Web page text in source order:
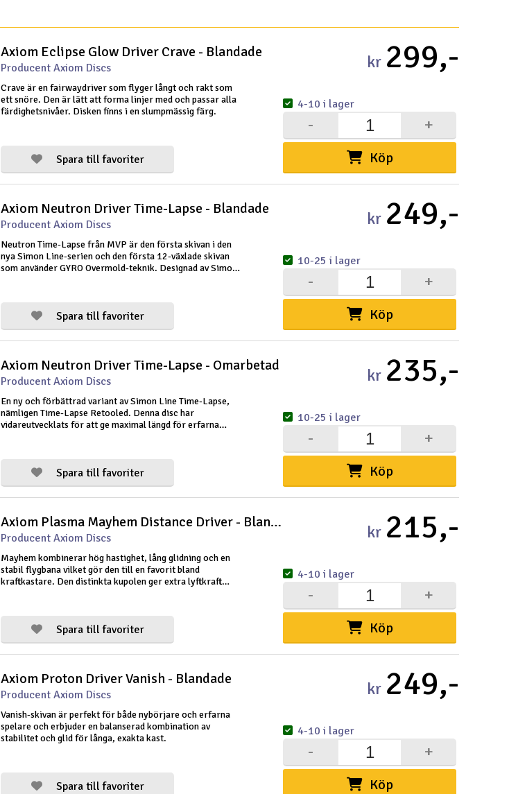
Axiom Eclipse Glow Driver Crave - Blandade
Producent Axiom Discs
Crave är en fairwaydriver som flyger långt och rakt som
ett snöre. Den är lätt att forma linjer med och passar alla
färdighetsnivåer. Disken finns i en slumpmässig färg.
Spara till favoriter
kr 299,-
Köp
+
-
4-10 i lager
Axiom Neutron Driver Time-Lapse - Blandade
Producent Axiom Discs
Neutron Time-Lapse från MVP är den första skivan i den
nya Simon Line-serien och den första 12-växlade skivan
som använder GYRO Overmold-teknik. Designad av Simon
Spara till favoriter
kr 249,-
Köp
+
-
10-25 i lager
Axiom Neutron Driver Time-Lapse - Omarbetad
Producent Axiom Discs
En ny och förbättrad variant av Simon Line Time-Lapse,
nämligen Time-Lapse Retooled. Denna disc har
vidareutvecklats för att ge maximal längd för erfarna
Spara till favoriter
kr 235,-
Köp
+
-
10-25 i lager
Axiom Plasma Mayhem Distance Driver - Blandade
Producent Axiom Discs
Mayhem kombinerar hög hastighet, lång glidning och en
stabil flygbana vilket gör den till en favorit bland
kraftkastare. Den distinkta kupolen ger extra lyftkraft
Spara till favoriter
kr 215,-
Köp
+
-
4-10 i lager
Axiom Proton Driver Vanish - Blandade
Producent Axiom Discs
Vanish-skivan är perfekt för både nybörjare och erfarna
spelare och erbjuder en balanserad kombination av
stabilitet och glid för långa, exakta kast.
Spara till favoriter
kr 249,-
Köp
+
-
4-10 i lager